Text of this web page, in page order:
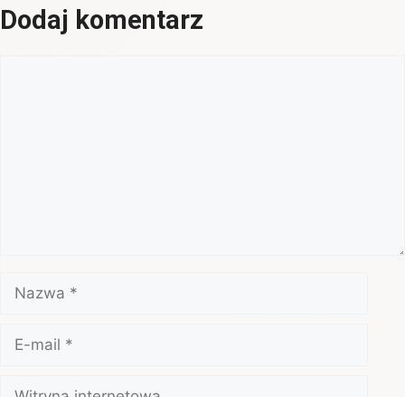
Dodaj komentarz
Nazwa
mail
Witryna